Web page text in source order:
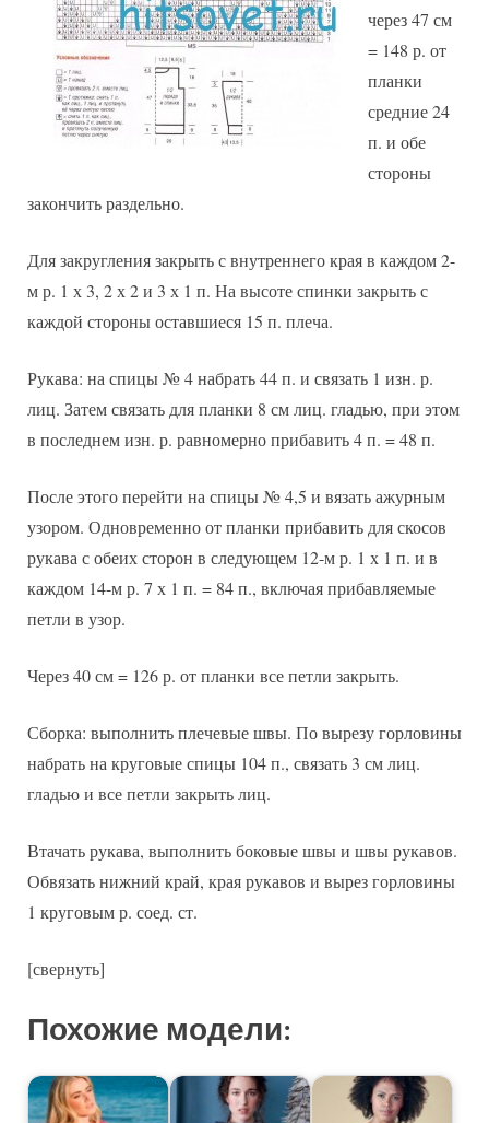
через 47 см
= 148 р. от
планки
средние 24
п. и обе
стороны
закончить раздельно.
Для закругления закрыть с внутреннего края в каждом 2-
м р. 1 х 3, 2 х 2 и 3 х 1 п. На высоте спинки закрыть с
каждой стороны оставшиеся 15 п. плеча.
Рукава: на спицы № 4 набрать 44 п. и связать 1 изн. р.
лиц. Затем связать для планки 8 см лиц. гладью, при этом
в последнем изн. р. равномерно прибавить 4 п. = 48 п.
После этого перейти на спицы № 4,5 и вязать ажурным
узором. Одновременно от планки прибавить для скосов
рукава с обеих сторон в следующем 12-м р. 1 х 1 п. и в
каждом 14-м р. 7 х 1 п. = 84 п., включая прибавляемые
петли в узор.
Через 40 см = 126 р. от планки все петли закрыть.
Сборка: выполнить плечевые швы. По вырезу горловины
набрать на круговые спицы 104 п., связать 3 см лиц.
гладью и все петли закрыть лиц.
Втачать рукава, выполнить боковые швы и швы рукавов.
Обвязать нижний край, края рукавов и вырез горловины
1 круговым р. соед. ст.
[свернуть]
Похожие модели: